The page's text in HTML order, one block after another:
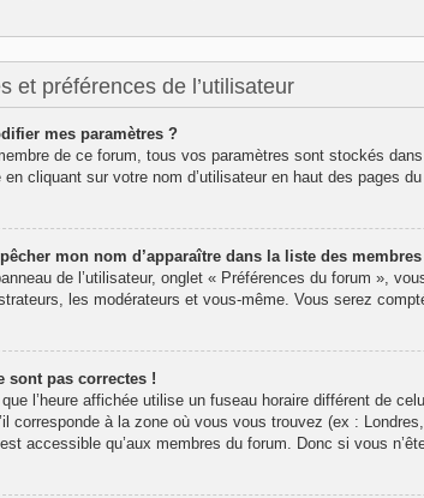
et préférences de l’utilisateur
mes paramètres ?
de ce forum, tous vos paramètres sont stockés
cliquant sur votre nom d’utilisateur en haut des pages
mon nom d’apparaître dans la liste des
de l’utilisateur, onglet « Préférences du forum »,
les modérateurs et vous-même. Vous serez
sont pas correctes !
que l’heure affichée utilise un fuseau horaire différent de
corresponde à la zone où vous vous trouvez (ex :
accessible qu’aux membres du forum. Donc si vous